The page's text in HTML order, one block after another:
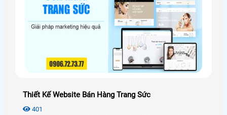
Thiết Kế Website Bán Hàng Trang Sức
401